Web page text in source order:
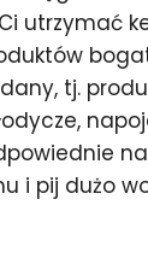
utrzymać
tj.
i pij dużo